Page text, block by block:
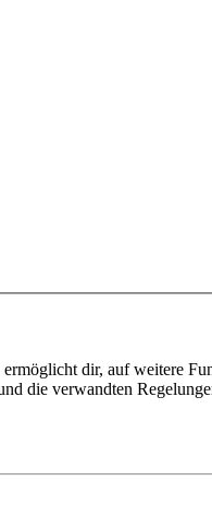
dir, auf weitere
die verwandten